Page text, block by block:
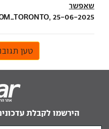
שאפשר
25-06-2025
טען
הירשמו לקבלת